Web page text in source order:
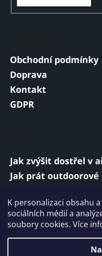
K personalizaci obsahu
sociálních médií a
soubory cookies. Více
Obchodní podmínky
Doprava
Kontakt
GDPR
Jak zvýšit dostřel v
Jak prát outdoorové
Vojenská a
splňovat?
ARCHIV